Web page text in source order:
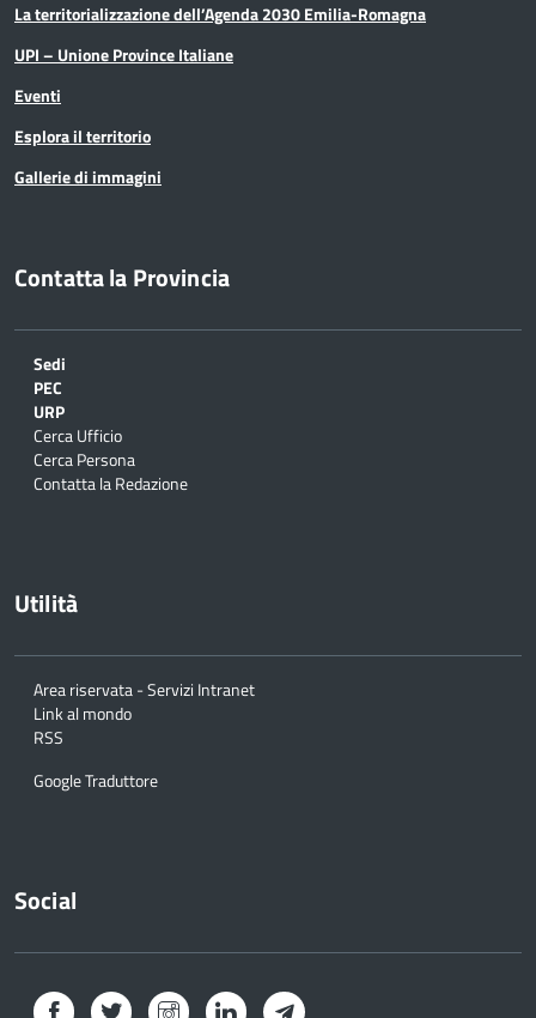
La territorializzazione dell’Agenda 2030 Emilia-Romagna
UPI – Unione Province Italiane
Eventi
Esplora il territorio
Gallerie di immagini
Contatta la Provincia
Sedi
PEC
URP
Cerca Ufficio
Cerca Persona
Contatta la Redazione
Utilità
Area riservata - Servizi Intranet
Link al mondo
RSS
Google Traduttore
Social
Facebook Twitter InstagramLinkedInTelegram